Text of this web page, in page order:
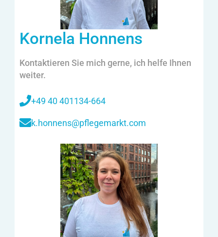
Kornela Honnens
Kontaktieren Sie mich gerne, ich helfe Ihnen
weiter.
+49 40 401134-664
k.honnens@pflegemarkt.com